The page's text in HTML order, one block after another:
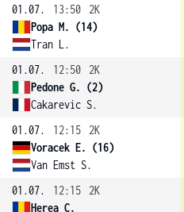
01.07.
13:50
2K
Popa M. (14)
Tran L.
01.07.
12:50
2K
Pedone G. (2)
Cakarevic S.
01.07.
12:15
2K
Voracek E. (16)
Van Emst S.
01.07.
12:15
2K
Herea C.